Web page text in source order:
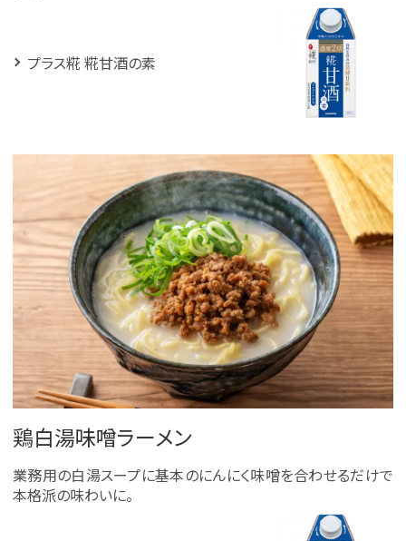
プラス糀 糀甘酒の素
鶏白湯味噌ラーメン
業務用の白湯スープに基本のにんにく味噌を合わせるだけで
本格派の味わいに。